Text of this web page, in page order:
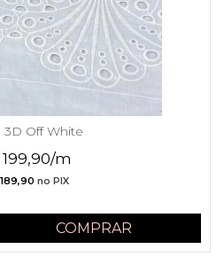
3D Off White
199,90/m
no PIX
COMPRAR